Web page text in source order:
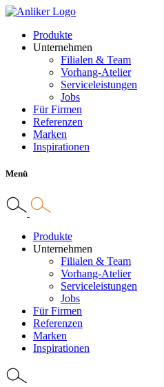
Produkte
Unternehmen
Filialen & Team
Vorhang-Atelier
Serviceleistungen
Jobs
Für Firmen
Referenzen
Marken
Inspirationen
Menü
Produkte
Unternehmen
Filialen & Team
Vorhang-Atelier
Serviceleistungen
Jobs
Für Firmen
Referenzen
Marken
Inspirationen